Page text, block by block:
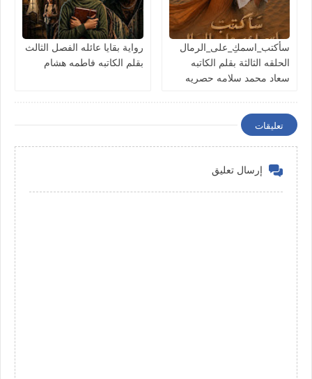
سأكتب_اسمكِ_على_الرمال
الحلقه الثالثة بقلم الكاتبه
سعاد محمد سلامه حصريه
رواية بقايا عائله الفصل الثالث
بقلم الكاتبه فاطمه هشام
تعليقات
إرسال تعليق